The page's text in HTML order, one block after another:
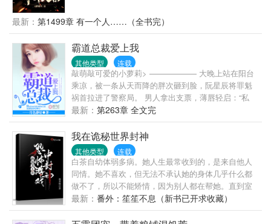
最新： 第1499章 有一个人……（全书完）
霸道总裁爱上我
其他类型 连载
敲萌敲可爱的小萝莉> —————— 大晚上站在阳台
乘凉，被一条从天而降的胖次砸到脸，阮星辰将罪魁
祸首拉进了警察局。 男人拿出支票，薄唇轻启：“私
了。” “……” 好吧，被胖次砸一下，十万块钱轻松到
手，这是好事。 随后就其他赔偿事宜，男人再次丢出
一张支票，“只摸了一边，五万。” 阮星辰才明白，原
来在男人眼中，欧派是分单双的。 …… 后来，阮星辰
发现怪大叔他不仅是个三十多岁的老光棍，还是某跨
国企业的大总裁。 再后来，她陷入困境，总裁大叔向
她抛出了橄榄枝。 “和我结婚，钱随便花，卡随便刷，
坏人我替你收拾。” 条件太过诱人，于是阮星辰欢欢喜
喜的把自己嫁了。 然而婚后—— “眼睛只能看我，心
里只能想我，远离除了我以外的所有男性。” “霸道！
最新： 第263章 全文完
我在诡秘世界封神
其他类型 连载
白茶自幼体弱多病。她人生最常收到的，是来自他人
同情。她不喜欢，但无法不承认她的身体几乎什么都
做不了，所以不能矫情，因为别人都在帮她。直到室
友的快递将她送进了一场无限恐怖游戏。【正在检测
初始人物特征，...
最新： 番外：笙笙不息（新书已开求收藏）